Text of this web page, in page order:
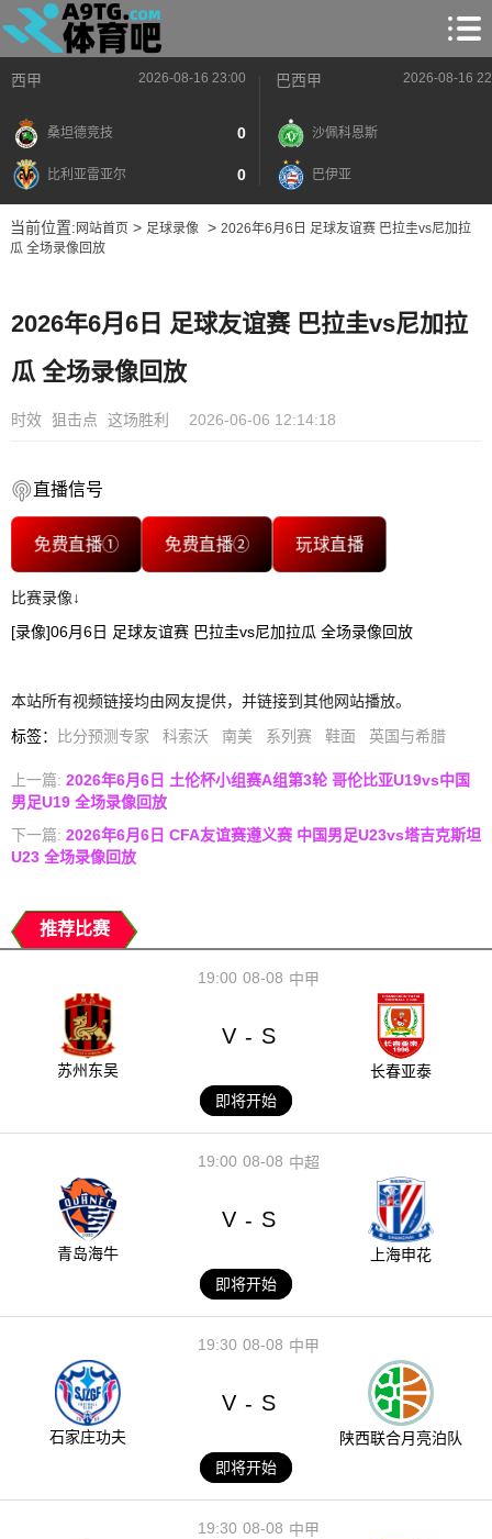
西甲 2026-08-16 23:00
桑坦德竞技 0
比利亚雷亚尔 0
巴西甲 2026-08-16
沙佩科恩斯
巴伊亚
当前位置: 网站首页> 足球录像 > 2026年6月6日 足球友谊赛 巴拉圭vs尼加拉
瓜 全场录像回放
2026年6月6日 足球友谊赛 巴拉圭vs尼加拉
瓜 全场录像回放
时效 狙击点 这场胜利 2026-06-06 12:14:18
直播信号
免费直播① 免费直播② 玩球直播
比赛录像↓
[录像]06月6日 足球友谊赛 巴拉圭vs尼加拉瓜 全场录像回放
本站所有视频链接均由网友提供，并链接到其他网站播放。
标签： 比分预测专家 科索沃 南美 系列赛 鞋面 英国与希腊
上一篇: 2026年6月6日 土伦杯小组赛A组第3轮 哥伦比亚U19vs中国
男足U19 全场录像回放
下一篇: 2026年6月6日 CFA友谊赛遵义赛 中国男足U23vs塔吉克斯坦
U23 全场录像回放
推荐比赛
08-08
19:00 中甲
苏州东吴
V - S
长春亚泰
即将开始
08-08
19:00 中超
青岛海牛
V - S
上海申花
即将开始
08-08
19:30 中甲
石家庄功夫
V - S
陕西联合月亮泊队
即将开始
08-08
19:30 中甲